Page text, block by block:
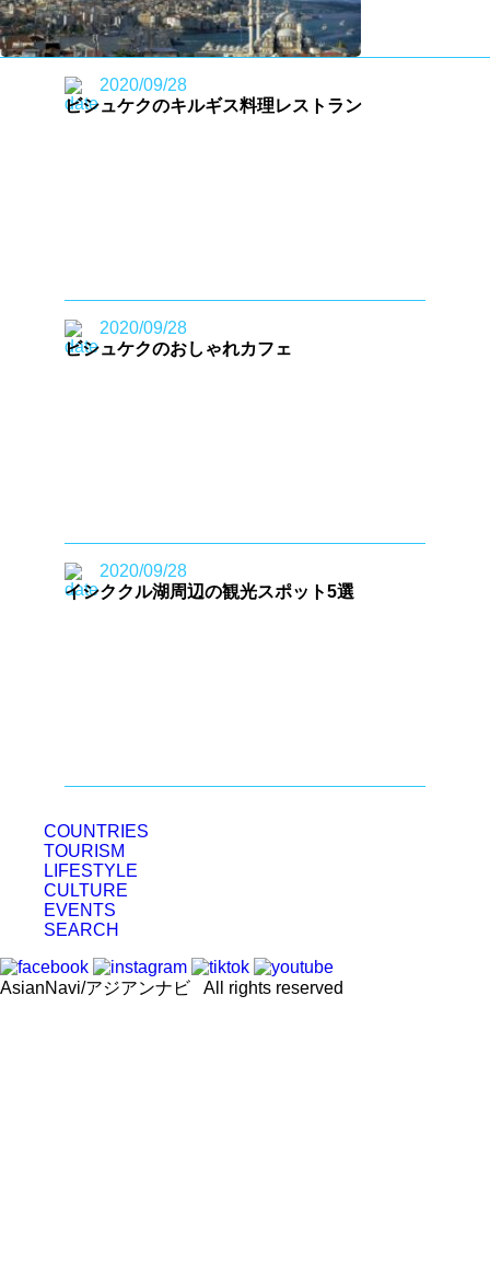
2020/09/28
ビシュケクのキルギス料理レストラン
2020/09/28
ビシュケクのおしゃれカフェ
2020/09/28
イシククル湖周辺の観光スポット5選
COUNTRIES
TOURISM
LIFESTYLE
CULTURE
EVENTS
SEARCH
AsianNavi/アジアンナビ All rights reserved